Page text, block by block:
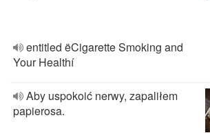
entitled ëCigarette Smoking and
Your Healthí
Aby uspokoić nerwy, zapaliłem
papierosa.